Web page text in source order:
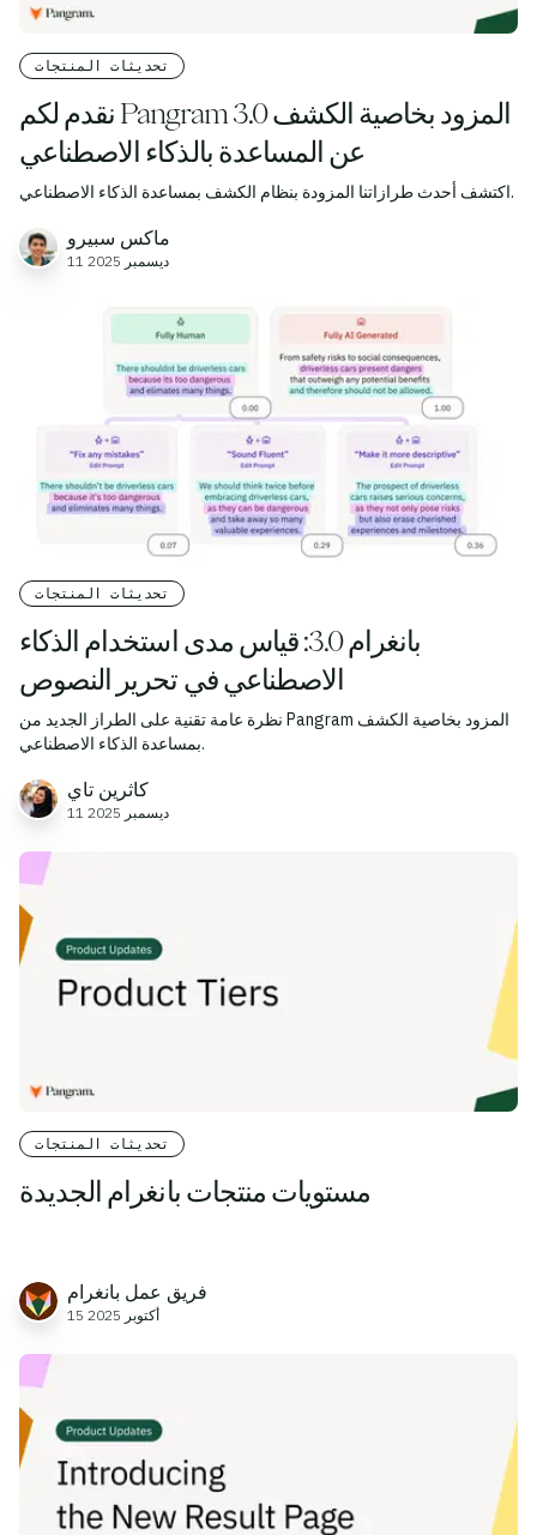
تحديثات المنتجات
نقدم لكم Pangram 3.0 المزود بخاصية الكشف
عن المساعدة بالذكاء الاصطناعي
اكتشف أحدث طرازاتنا المزودة بنظام الكشف بمساعدة الذكاء الاصطناعي.
ماكس سبيرو
11 ديسمبر 2025
تحديثات المنتجات
بانغرام 3.0: قياس مدى استخدام الذكاء
الاصطناعي في تحرير النصوص
نظرة عامة تقنية على الطراز الجديد من Pangram المزود بخاصية الكشف
بمساعدة الذكاء الاصطناعي.
كاثرين تاي
11 ديسمبر 2025
تحديثات المنتجات
مستويات منتجات بانغرام الجديدة
فريق عمل بانغرام
15 أكتوبر 2025